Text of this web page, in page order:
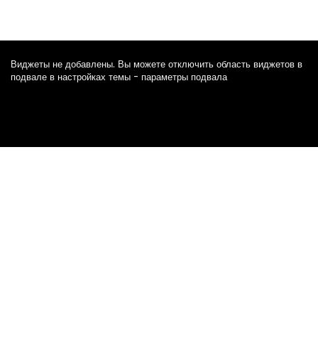
Виджеты не добавлены. Вы можете отключить область виджетов в
подвале в настройках темы - параметры подвала